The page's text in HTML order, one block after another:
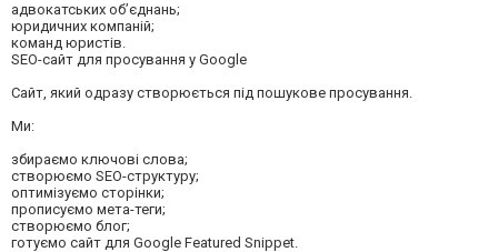
адвокатських об’єднань;
юридичних компаній;
команд юристів.
SEO-сайт для просування у Google
Сайт, який одразу створюється під пошукове просування.
Ми:
збираємо ключові слова;
створюємо SEO-структуру;
оптимізуємо сторінки;
прописуємо мета-теги;
створюємо блог;
готуємо сайт для Google Featured Snippet.